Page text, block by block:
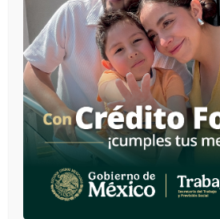
polarizados
porMEXICO COMUNICA 2025-02-24